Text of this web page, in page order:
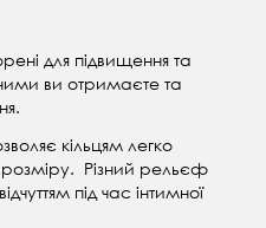
для підвищення та
ви отримаєте та
кільцям легко
розміру. Різний рельєф
під час інтимної